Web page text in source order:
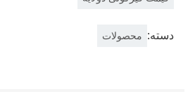
دسته: محصولات